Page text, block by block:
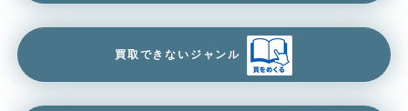
買取できないジャンル